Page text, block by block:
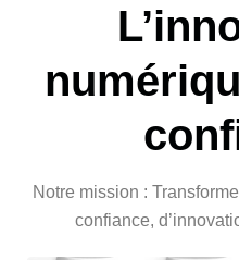
Notre mission :
confiance,